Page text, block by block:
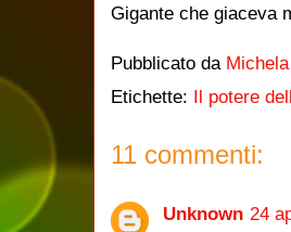
Gigante che giaceva
Pubblicato da
Etichette: Il potere
11 commenti:
Unknown 24